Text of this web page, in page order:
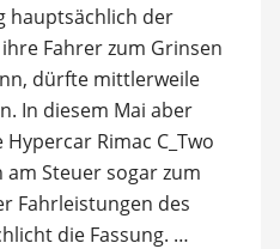
hauptsächlich der
Fahrer zum Grinsen
dürfte mittlerweile
In diesem Mai aber
Rimac C_Two
Steuer sogar zum
Fahrleistungen des
die Fassung. …